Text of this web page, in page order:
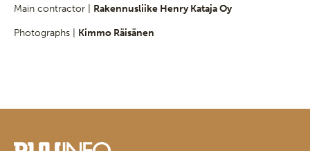
Main contractor | Rakennusliike Henry Kataja Oy
Photographs | Kimmo Räisänen